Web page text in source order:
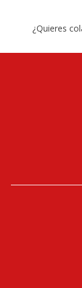
¿Quieres